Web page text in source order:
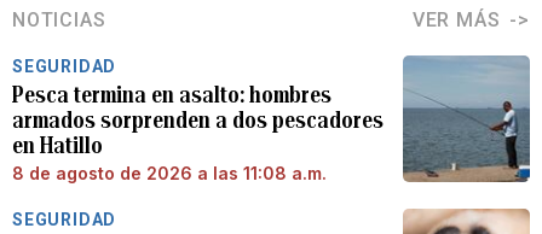
NOTICIAS VER MÁS
SEGURIDAD
Pesca termina en asalto: hombres
armados sorprenden a dos pescadores
en Hatillo
8 de agosto de 2026 a las 11:08 a.m.
SEGURIDAD